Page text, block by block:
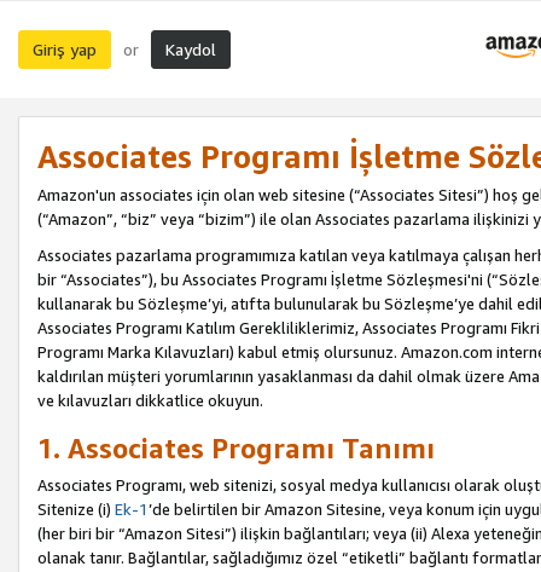
Giriş yap or Kaydol
Associates Programı İşletme
Amazon'un associates için olan web sitesine (“Associates Sitesi”) hoş
(“Amazon”, “biz” veya “bizim”) ile olan Associates pazarlama ilişkinizi
Associates pazarlama programımıza katılan veya katılmaya çalışan
bir “Associates”), bu Associates Programı İşletme Sözleşmesi'ni
kullanarak bu Sözleşme’yi, atıfta bulunularak bu Sözleşme’ye dahil
Associates Programı Katılım Gerekliliklerimiz, Associates Programı
Programı Marka Kılavuzları) kabul etmiş olursunuz. Amazon.com
kaldırılan müşteri yorumlarının yasaklanması da dahil olmak üzere
ve kılavuzları dikkatlice okuyun.
1. Associates Programı Tanımı
Associates Programı, web sitenizi, sosyal medya kullanıcısı olarak
Sitenize (i) Ek-1’de belirtilen bir Amazon Sitesine, veya konum için
(her biri bir “Amazon Sitesi”) ilişkin bağlantıları; veya (ii) Alexa
olanak tanır. Bağlantılar, sağladığımız özel “etiketli” bağlantı